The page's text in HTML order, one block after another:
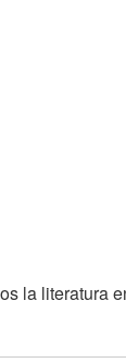
la literatura